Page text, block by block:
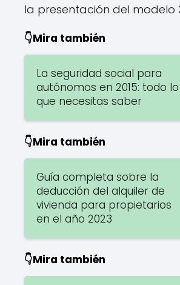
la presentación del modelo
👇Mira también
La seguridad social para
autónomos en 2015: todo lo
que necesitas saber
👇Mira también
Guía completa sobre la
deducción del alquiler de
vivienda para propietarios
en el año 2023
👇Mira también